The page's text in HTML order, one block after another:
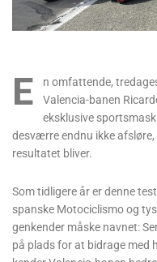
E
n omfattende,
Valencia-banen
eksklusive
desværre endnu ikke afsløre,
resultatet bliver.
Som tidligere år er denne
spanske Motociclismo og
genkender måske navnet:
på plads for at bidrage med